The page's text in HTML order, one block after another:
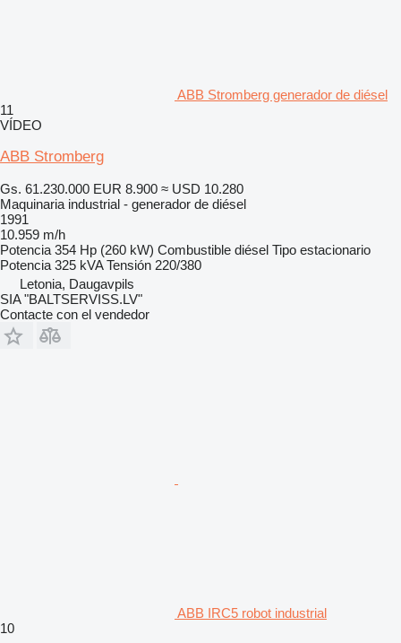
ABB Stromberg generador de diésel
11
VÍDEO
ABB Stromberg
Gs. 61.230.000 EUR 8.900 ≈ USD 10.280
Maquinaria industrial - generador de diésel
1991
10.959 m/h
Potencia 354 Hp (260 kW) Combustible diésel Tipo estacionario
Potencia 325 kVA Tensión 220/380
Letonia, Daugavpils
SIA "BALTSERVISS.LV"
Contacte con el vendedor
ABB IRC5 robot industrial
10